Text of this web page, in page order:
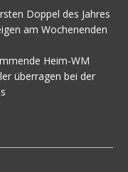
Doppel des Jahres
am Wochenenden
Heim-WM
überragen bei der